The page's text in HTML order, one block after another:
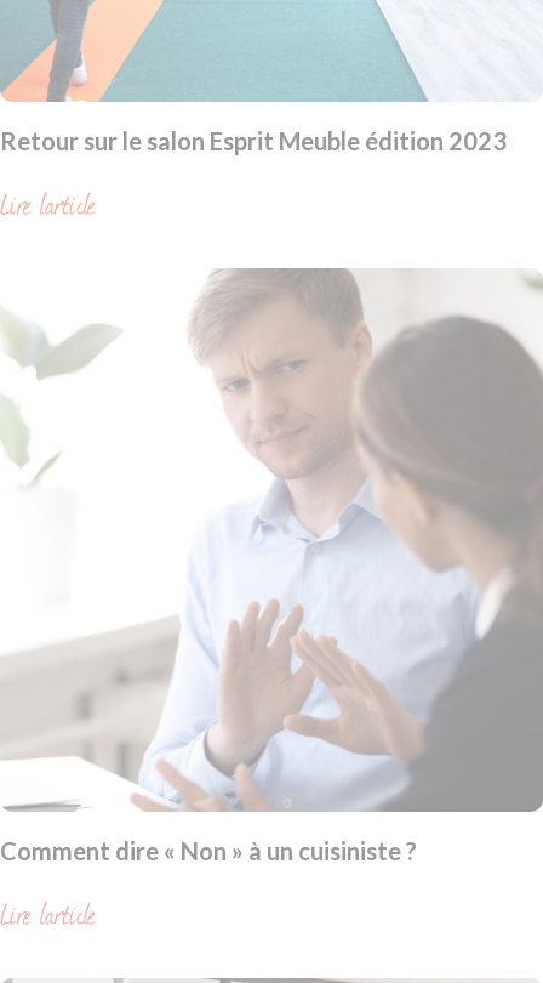
Retour sur le salon Esprit Meuble édition 2023
Lire l'article
Comment dire « Non » à un cuisiniste ?
Lire l'article